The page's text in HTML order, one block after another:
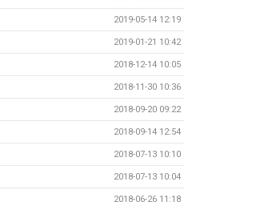
2019-05-14 12:19
2019-01-21 10:42
2018-12-14 10:05
2018-11-30 10:36
2018-09-20 09:22
2018-09-14 12:54
2018-07-13 10:10
2018-07-13 10:04
2018-06-26 11:18